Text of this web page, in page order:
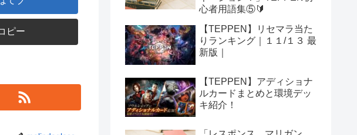
ピー
心者用語集⑤🔰
【TEPPEN】リセマラ当た
りランキング｜１１/１３ 最
新版｜
【TEPPEN】アディショナ
ルカードまとめと環境デッ
キ紹介！